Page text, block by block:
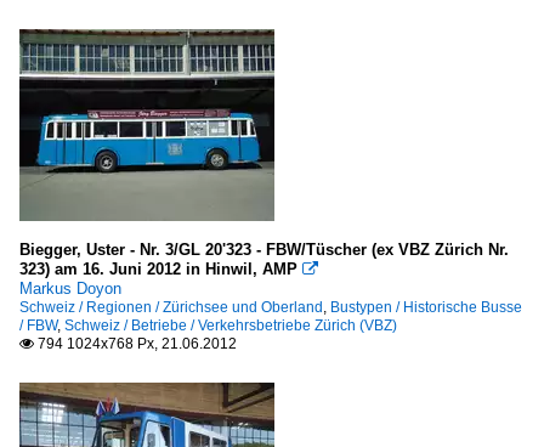
Biegger, Uster - Nr. 3/GL 20'323 - FBW/Tüscher (ex VBZ Zürich Nr.
323) am 16. Juni 2012 in Hinwil, AMP 
Markus Doyon
Schweiz / Regionen / Zürichsee und Oberland , Bustypen / Historische Busse
/ FBW, Schweiz / Betriebe / Verkehrsbetriebe Zürich (VBZ)
 794 1024x768 Px, 21.06.2012